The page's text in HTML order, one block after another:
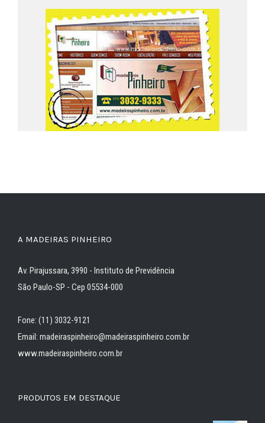
A MADEIRAS PINHEIRO
Av. Pirajussara, 3990 - Instituto de Previdência
São Paulo-SP - Cep 05534-000
Fone: (11) 3032-9121
Email: madeiraspinheiro@madeiraspinheiro.com.br
www.madeiraspinheiro.com.br
PRODUTOS EM DESTAQUE